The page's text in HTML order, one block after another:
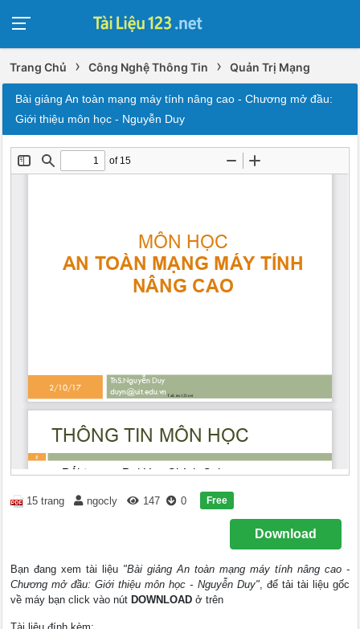
Trang Chủ › Công Nghệ Thông Tin › Quản Trị Mạng
Bài giảng An toàn mạng máy tính nâng cao - Chương mở đầu:
Giới thiệu môn học - Nguyễn Duy
15 trang ngocly 147 0 Free
Download
Bạn đang xem tài liệu "Bài giảng An toàn mạng máy tính nâng cao -
Chương mở đầu: Giới thiệu môn học - Nguyễn Duy", để tải tài liệu gốc
về máy bạn click vào nút DOWNLOAD ở trên